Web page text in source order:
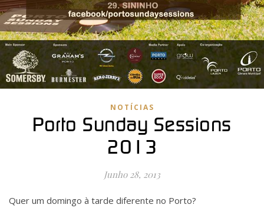
NOTÍCIAS
Porto Sunday Sessions
2013
Junho 28, 2013
Quer um domingo à tarde diferente no Porto?